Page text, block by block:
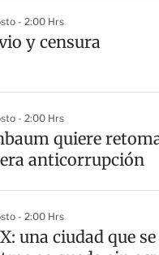
- 2:00 Hrs
y censura
- 2:00 Hrs
quiere
anticorrupción
- 2:00 Hrs
una ciudad que